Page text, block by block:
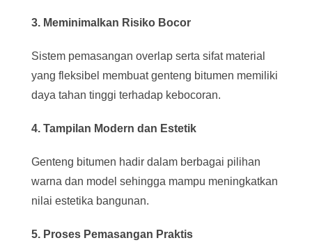
3. Meminimalkan Risiko Bocor
Sistem pemasangan overlap serta sifat material
yang fleksibel membuat genteng bitumen memiliki
daya tahan tinggi terhadap kebocoran.
4. Tampilan Modern dan Estetik
Genteng bitumen hadir dalam berbagai pilihan
warna dan model sehingga mampu meningkatkan
nilai estetika bangunan.
5. Proses Pemasangan Praktis